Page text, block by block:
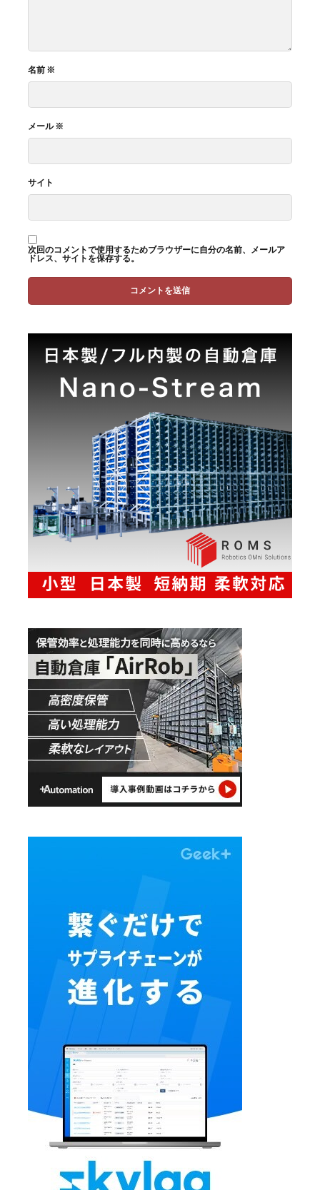
名前 ※
メール※
サイト
次回のコメントで使用するためブラウザーに自分の名前、メールア
ドレス、サイトを保存する。